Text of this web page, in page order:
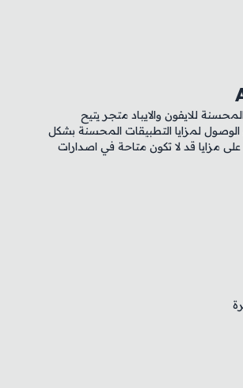
للايفون والايباد متجر يتيح
لمزايا التطبيقات المحسنة بشكل
مزايا قد لا تكون متاحة في اصدارات